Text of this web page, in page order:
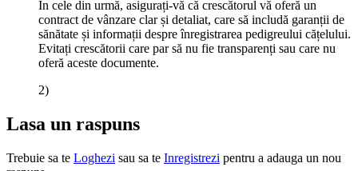
În cele din urmă, asigurați-vă că crescătorul vă oferă un
contract de vânzare clar și detaliat, care să includă garanții de
sănătate și informații despre înregistrarea pedigreului cățelului.
Evitați crescătorii care par să nu fie transparenți sau care nu
oferă aceste documente.
2)
Lasa un raspuns
Trebuie sa te Loghezi sau sa te Inregistrezi pentru a adauga un nou